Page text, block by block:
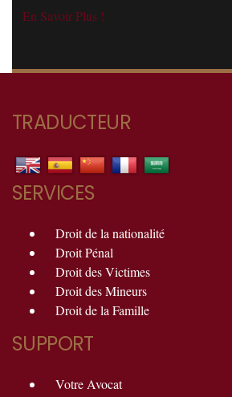
En Savoir Plus !
TRADUCTEUR
SERVICES
Droit de la nationalité
Droit Pénal
Droit des Victimes
Droit des Mineurs
Droit de la Famille
SUPPORT
Votre Avocat